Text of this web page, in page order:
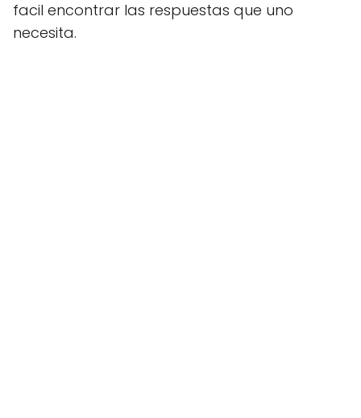
facil encontrar las respuestas que uno
necesita.